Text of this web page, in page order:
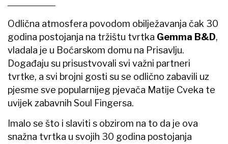
Odlična atmosfera povodom obilježavanja čak 30
godina postojanja na tržištu tvrtka Gemma B&D,
vladala je u Boćarskom domu na Prisavlju.
Događaju su prisustvovali svi važni partneri
tvrtke, a svi brojni gosti su se odlično zabavili uz
pjesme sve popularnijeg pjevača Matije Cveka te
uvijek zabavnih Soul Fingersa.
Imalo se što i slaviti s obzirom na to da je ova
snažna tvrtka u svojih 30 godina postojanja